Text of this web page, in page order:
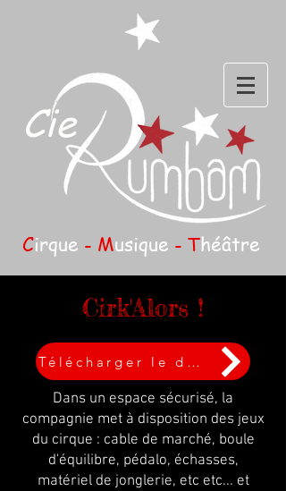
Cie
Cirque - Musique - Théâtre
Cirk'Alors !
Télécharger le dossier
Dans un espace sécurisé, la
compagnie met à disposition des jeux
du cirque : cable de marché, boule
d'équilibre, pédalo, échasses,
matériel de jonglerie, etc etc... et